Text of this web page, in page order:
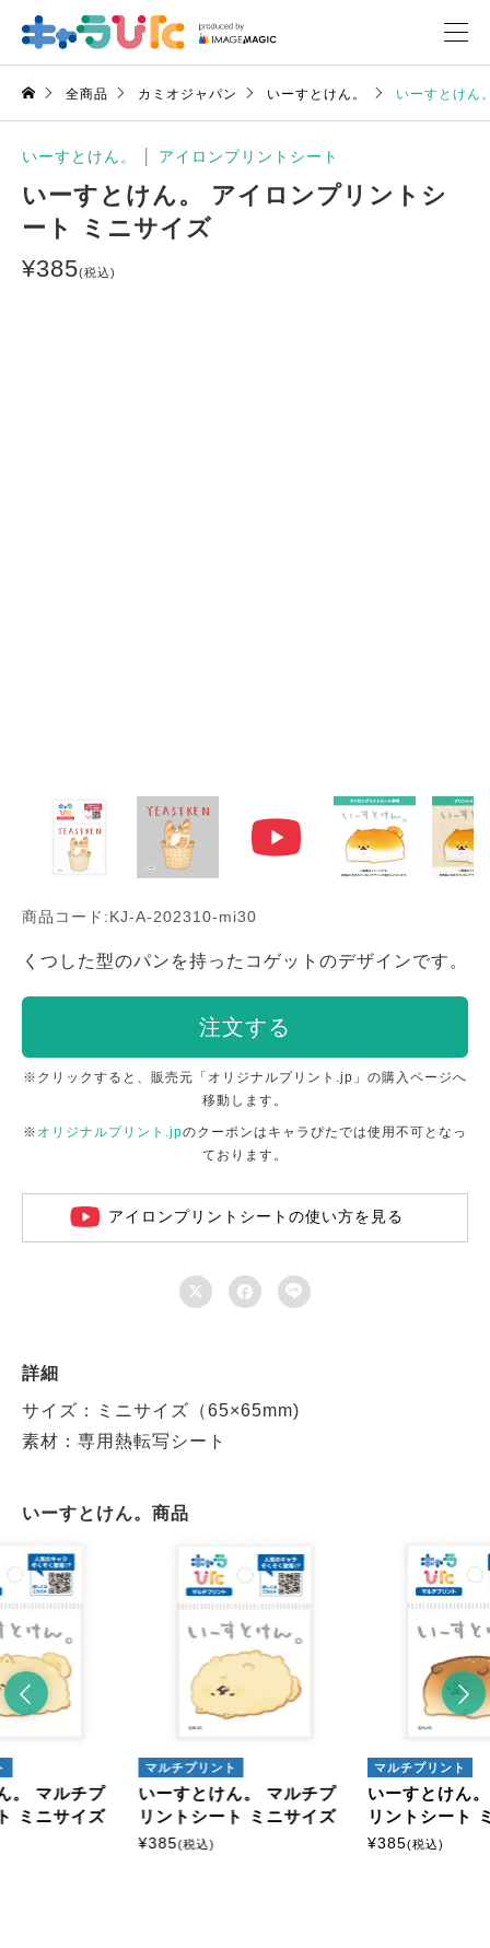
全商品 カミオジャパン いーすとけん。 いーすとけん
いーすとけん。 アイロンプリントシート
いーすとけん。 アイロンプリントシ
ート ミニサイズ
¥385(税込)
商品コード:KJ-A-202310-mi30
くつした型のパンを持ったコゲットのデザインです。
注文する
※クリックすると、販売元「オリジナルプリント.jp」の購入ページへ
移動します。
※ オリジナルプリント.jpのクーポンはキャラぴたでは使用不可となっ
ております。
アイロンプリントシートの使い方を見る
  
詳細
サイズ：ミニサイズ（65×65mm)
素材：専用熱転写シート
いーすとけん。商品
。 マルチプ
ミニサイズ
マルチプリント
いーすとけん。 マルチプ
リントシート ミニサイズ
¥385(税込)
マルチプリント
いーすとけん
リントシート
¥385(税込)